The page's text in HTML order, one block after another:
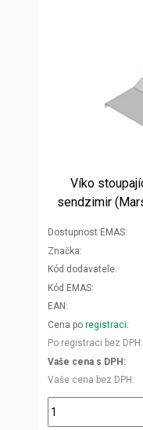
Víko
sendzimir
Dostupnost EMAS
Značka
Kód dodavatele
Kód EMAS
EAN
Cena po registraci
Po registraci bez DPH
Vaše cena s DPH
Vaše cena bez DPH